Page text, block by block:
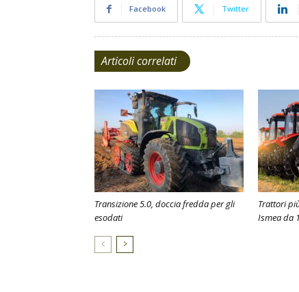
Facebook Twitter
Articoli correlati
Transizione 5.0, doccia fredda per gli
esodati
Trattori
Ismea da